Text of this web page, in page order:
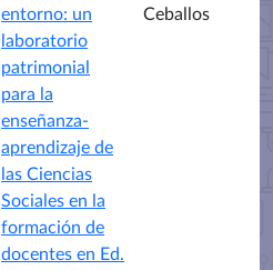
entorno: un
laboratorio
patrimonial
para la
enseñanza-
aprendizaje de
las Ciencias
Sociales en la
formación de
docentes en Ed.
Ceballos